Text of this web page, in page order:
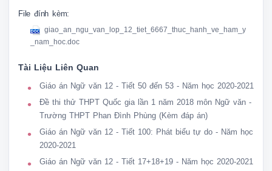
bản;
2. Kĩ năng
a/ Biết làm: bài tiếng Việt liên quan đến xác định hàm ý;
3.Thái độ
b/ Hình thành tính cách: tự tin khi trình bày hàm ý trong văn bản;
c/Hình thành nhân cách:
- Có ý thức giữ gìn sự trong sáng của tiếng Việt thông qua hàm ý.
- Có ý thức tìm tòi về thể loại, từ ngữ, hình ảnh, tình huống truyện trong
- Phát huy năng lực tự học và tự chủ, năng lực giao tiếp và hợp tác,
File đính kèm:
giao_an_ngu_van_lop_12_tiet_6667_thuc_hanh_ve_ham_y
_nam_hoc.doc
Tài Liệu Liên Quan
Giáo án Ngữ văn 12 - Tiết 50 đến 53 - Năm học 2020-2021
Đề thi thử THPT Quốc gia lần 1 năm 2018 môn Ngữ văn -
Trường THPT Phan Đình Phùng (Kèm đáp án)
Giáo án Ngữ văn 12 - Tiết 100: Phát biểu tự do - Năm học
2020-2021
Giáo án Ngữ văn 12 - Tiết 17+18+19 - Năm học 2020-2021